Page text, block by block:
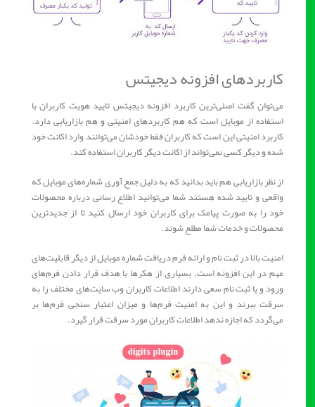
کاربردهای افزونه دیجیتس
می‌توان گفت اصلی‌ترین کاربرد افزونه دیجیتس تایید هویت کاربران با
استفاده از موبایل است که هم کاربردهای امنیتی و هم بازاریابی دارد.
کاربرد امنیتی این است که کاربران فقط خودشان می‌توانند وارد اکانت خود
شده و دیگر کسی نمی‌تواند از اکانت دیگر کاربران استفاده کند.
از نظر بازاریابی هم باید بدانید که به دلیل جمع آوری شماره‌های موبایل که
واقعی و تایید شده هستند شما می‌توانید اطلاع رسانی درباره محصولات
خود را به صورت پیامک برای کاربران خود ارسال کنید تا از جدیدترین
محصولات و خدمات شما مطلع شوند.
امنیت بالا در ثبت نام و ارائه فرم دریافت شماره موبایل از دیگر قابلیت‌های
مهم در این افزونه است. بسیاری از هکرها با هدف قرار دادن فرم‌های
ورود و یا ثبت نام سعی دارند اطلاعات کاربران وب سایت‌های مختلف را به
سرقت ببرند و این به امنیت فرم‌ها و میزان اعتبار سنجی فرم‌ها بر
می‌گردد که اجازه ندهد اطلاعات کاربران مورد سرقت قرار گیرد.